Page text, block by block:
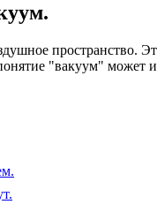
пространство.
"вакуум" может